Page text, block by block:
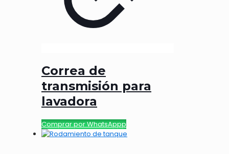
Correa de
transmisión para
lavadora
Comprar por WhatsAppp